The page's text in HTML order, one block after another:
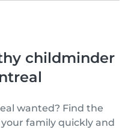
childminder
wanted? Find the
family quickly and